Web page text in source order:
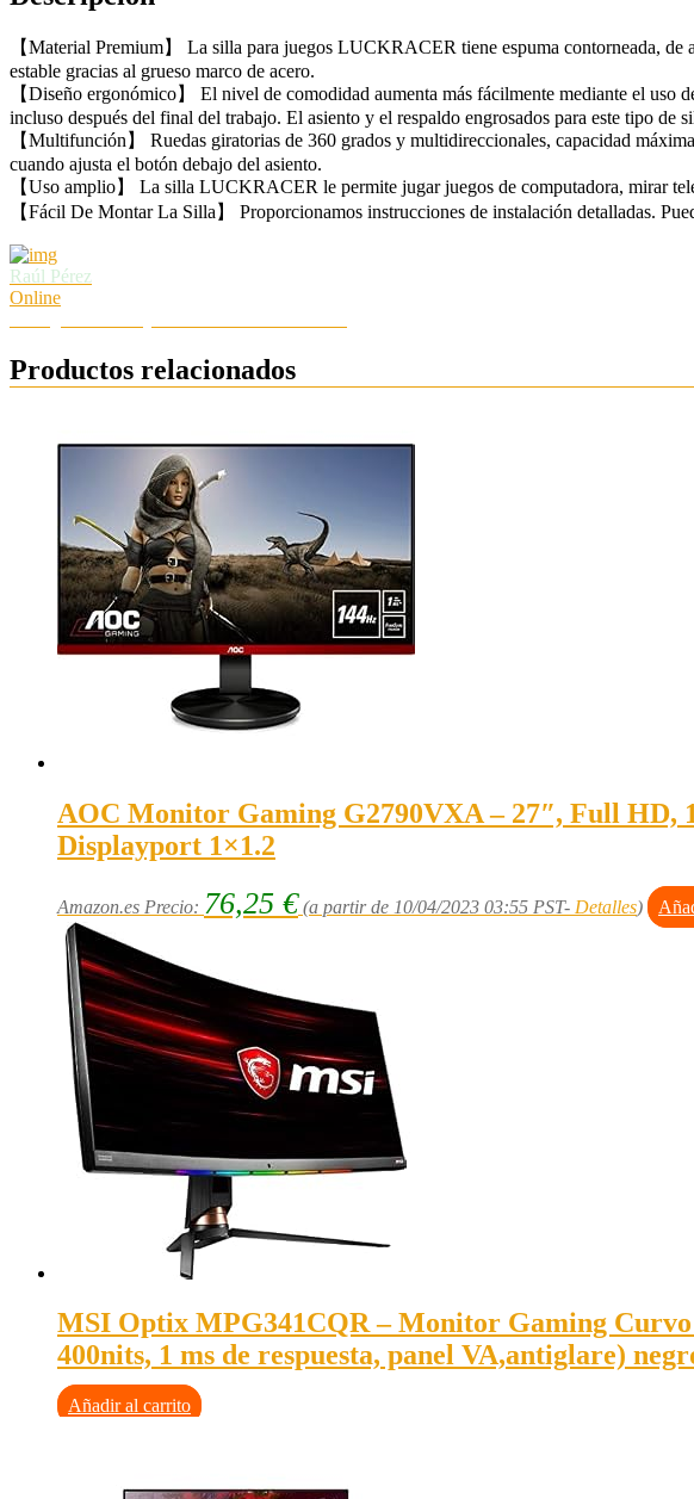
【Material Premium】 La silla para juegos LUCKRACER tiene espuma contorneada, de
estable gracias al grueso marco de acero.
【Diseño ergonómico】 El nivel de comodidad aumenta más fácilmente mediante el uso
incluso después del final del trabajo. El asiento y el respaldo engrosados para este tipo de
【Multifunción】 Ruedas giratorias de 360 grados y multidireccionales, capacidad
cuando ajusta el botón debajo del asiento.
【Uso amplio】 La silla LUCKRACER le permite jugar juegos de computadora, mirar
【Fácil De Montar La Silla】 Proporcionamos instrucciones de instalación detalladas.
Raúl Pérez
Online
Productos relacionados
AOC Monitor Gaming G2790VXA – 27″, Full HD,
Displayport 1×1.2
Amazon.es Precio: 76,25 € (a partir de 10/04/2023 03:55 PST- Detalles)
MSI Optix MPG341CQR – Monitor Gaming
400nits, 1 ms de respuesta, panel VA,antiglare)
Añadir al carrito